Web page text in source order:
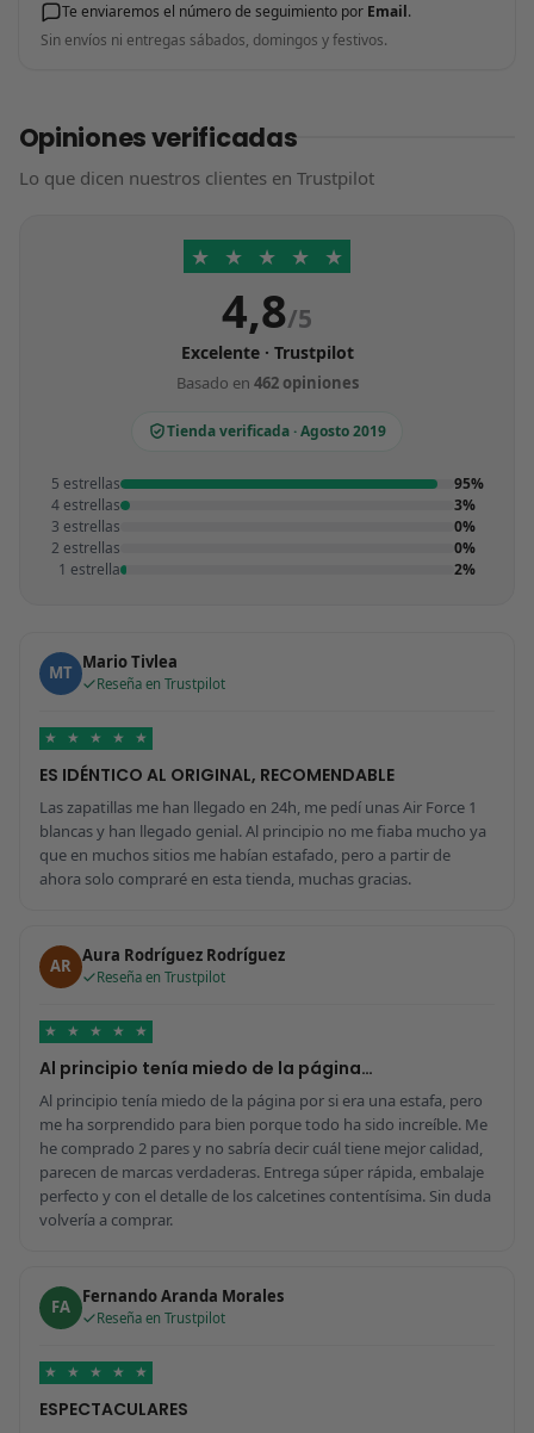
Te enviaremos el número de seguimiento por Email.
Sin envíos ni entregas sábados, domingos y festivos.
Opiniones verificadas
Lo que dicen nuestros clientes en Trustpilot
★ ★ ★ ★ ★
4,8/5
Excelente · Trustpilot
Basado en 462 opiniones
Tienda verificada · Agosto 2019
5 estrellas
95%
4 estrellas
3%
3 estrellas
0%
2 estrellas
0%
1 estrella
2%
MT Mario Tivlea
Reseña en Trustpilot
★ ★ ★ ★ ★
ES IDÉNTICO AL ORIGINAL, RECOMENDABLE
Las zapatillas me han llegado en 24h, me pedí unas Air Force 1
blancas y han llegado genial. Al principio no me fiaba mucho ya
que en muchos sitios me habían estafado, pero a partir de
ahora solo compraré en esta tienda, muchas gracias.
AR Aura Rodríguez Rodríguez
Reseña en Trustpilot
★ ★ ★ ★ ★
Al principio tenía miedo de la página…
Al principio tenía miedo de la página por si era una estafa, pero
me ha sorprendido para bien porque todo ha sido increíble. Me
he comprado 2 pares y no sabría decir cuál tiene mejor calidad,
parecen de marcas verdaderas. Entrega súper rápida, embalaje
perfecto y con el detalle de los calcetines contentísima. Sin duda
volvería a comprar.
FA Fernando Aranda Morales
Reseña en Trustpilot
★ ★ ★ ★ ★
ESPECTACULARES